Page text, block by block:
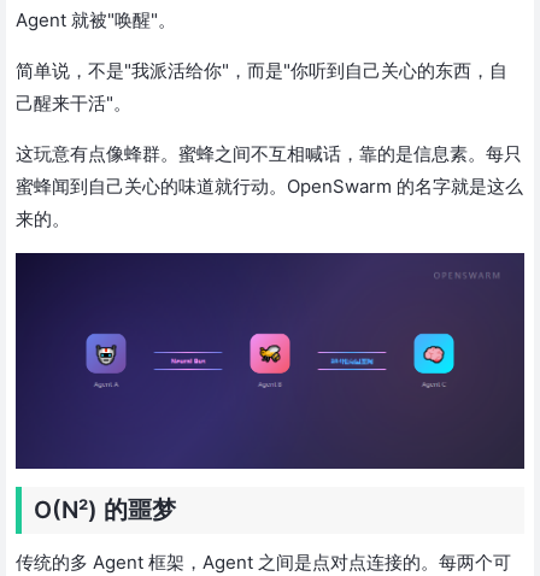
Agent 就被"唤醒"。
简单说，不是"我派活给你"，而是"你听到自己关心的东西，自
己醒来干活"。
这玩意有点像蜂群。蜜蜂之间不互相喊话，靠的是信息素。每只
蜜蜂闻到自己关心的味道就行动。OpenSwarm 的名字就是这么
来的。
O(N²) 的噩梦
传统的多 Agent 框架，Agent 之间是点对点连接的。每两个可